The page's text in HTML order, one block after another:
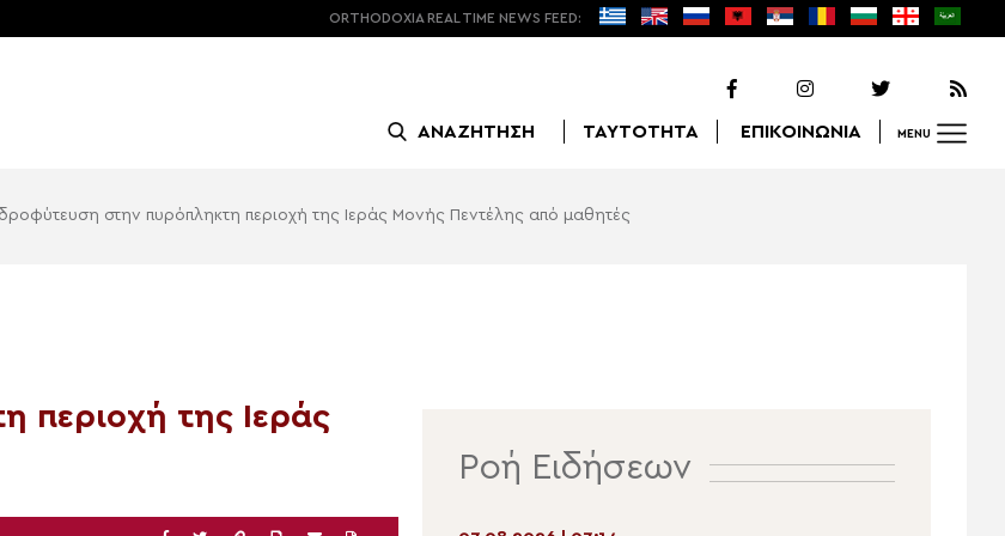
ORTHODOXIA REAL TIME NEWS FEED:
ΑΝΑΖΗΤΗΣΗ ΤΑΥΤΟΤΗΤΑ ΕΠΙΚΟΙΝΩΝΙΑ MENU
στην πυρόπληκτη περιοχή της Ιεράς Μονής Πεντέλης από μαθητές
περιοχή της Ιεράς
Ροή Ειδήσεων